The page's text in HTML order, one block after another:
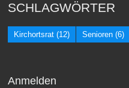
SCHLAGWÖRTER
Kirchortsrat (12) Senioren (6)
Anmelden